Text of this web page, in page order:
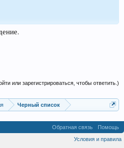
или зарегистрироваться, чтобы ответить.)
Черный список
Обратная связь
Помощь
Условия и правила